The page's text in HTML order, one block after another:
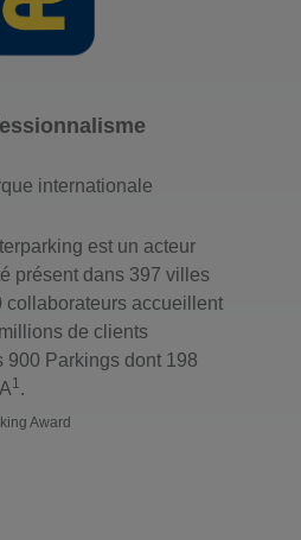
internationale
est un acteur
présent dans 397 villes
collaborateurs accueillent
de clients
900 Parkings dont 198
1 .
Award